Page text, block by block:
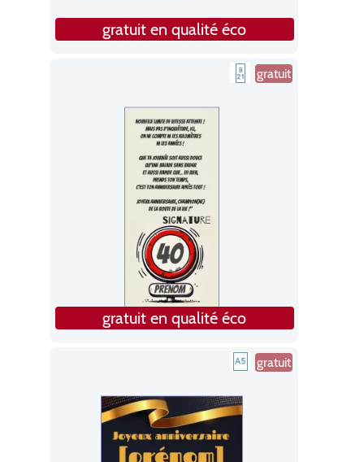
gratuit en qualité éco
gratuit
gratuit en qualité éco
gratuit